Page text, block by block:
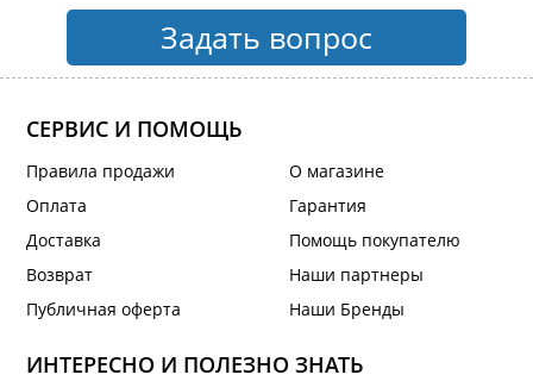
Задать вопрос
СЕРВИС И ПОМОЩЬ
Правила продажи
Оплата
Доставка
Возврат
Публичная оферта
О магазине
Гарантия
Помощь покупателю
Наши партнеры
Наши Бренды
ИНТЕРЕСНО И ПОЛЕЗНО ЗНАТЬ